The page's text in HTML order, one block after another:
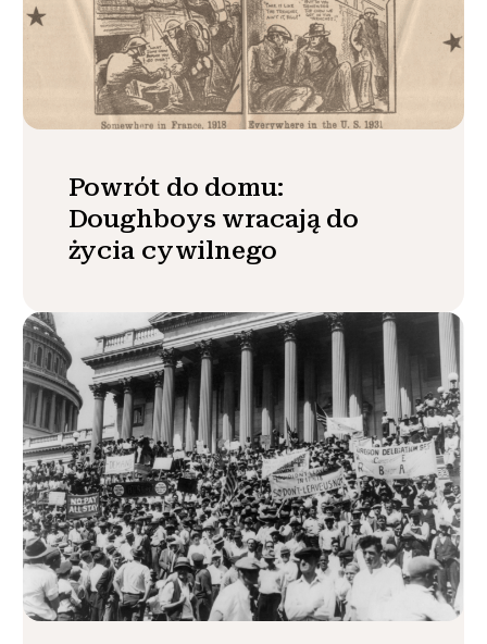
Powrót do domu:
Doughboys wracają do
życia cywilnego